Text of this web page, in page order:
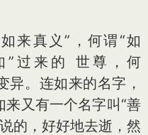
来真义”，何谓“如
”过来的 世尊，何
异。连如来的名字，
来又有一个名字叫“善
的，好好地去逝，然